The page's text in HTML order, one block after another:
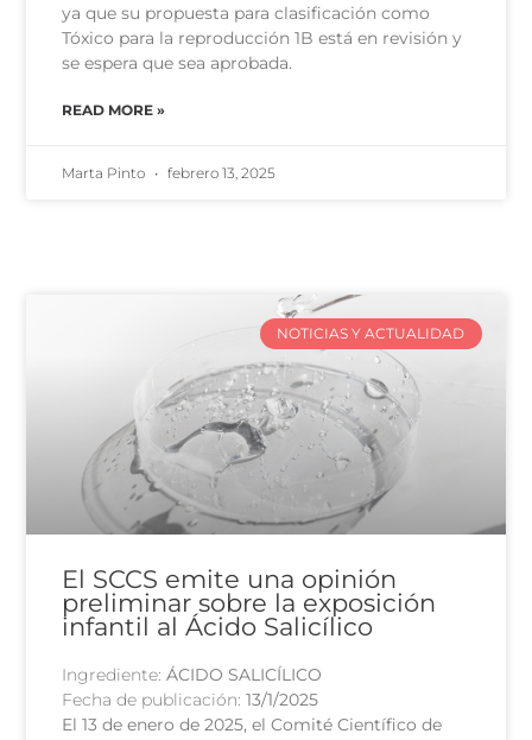
ya que su propuesta para clasificación como
Tóxico para la reproducción 1B está en revisión y
se espera que sea aprobada.
READ MORE »
Marta Pinto febrero 13, 2025
NOTICIAS Y ACTUALIDAD
El SCCS emite una opinión
preliminar sobre la exposición
infantil al Ácido Salicílico
Ingrediente:ÁCIDO SALICÍLICO
Fecha de publicación:13/1/2025
El 13 de enero de 2025, el Comité Científico de